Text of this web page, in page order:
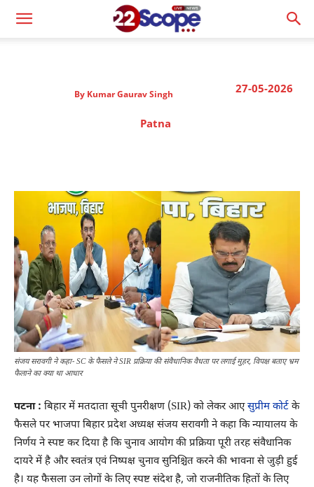
27-05-2026
By Kumar Gaurav Singh
Patna
संजय सरावगी ने कहा- SC के फैसले ने SIR प्रक्रिया की संवैधानिक वैधता पर लगाई मुहर, विपक्ष बताए भ्रम
फैलाने का क्या था आधार
पटना : बिहार में मतदाता सूची पुनरीक्षण (SIR) को लेकर आएसुप्रीम कोर्ट के
फैसले पर भाजपा बिहार प्रदेश अध्यक्ष संजय सरावगी ने कहा कि न्यायालय के
निर्णय ने स्पष्ट कर दिया है कि चुनाव आयोग की प्रक्रिया पूरी तरह संवैधानिक
दायरे में है और स्वतंत्र एवं निष्पक्ष चुनाव सुनिश्चित करने की भावना से जुड़ी हुई
है। यह फैसला उन लोगों के लिए स्पष्ट संदेश है, जो राजनीतिक हितों के लिए